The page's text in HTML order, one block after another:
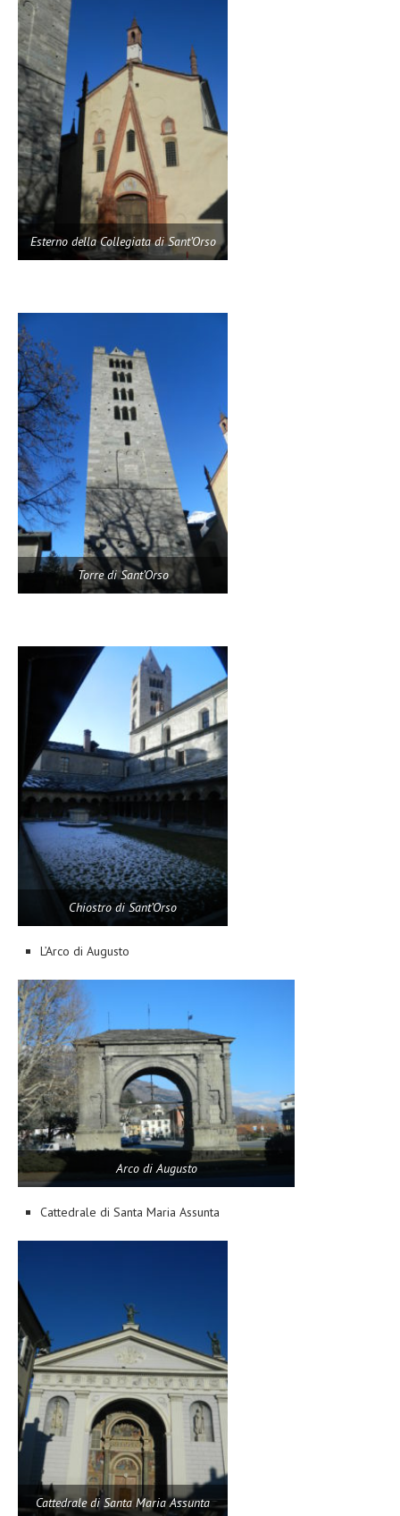
Esterno della Collegiata di Sant’Orso
Torre di Sant’Orso
Chiostro di Sant’Orso
L’Arco di Augusto
Arco di Augusto
Cattedrale di Santa Maria Assunta
Cattedrale di Santa Maria Assunta